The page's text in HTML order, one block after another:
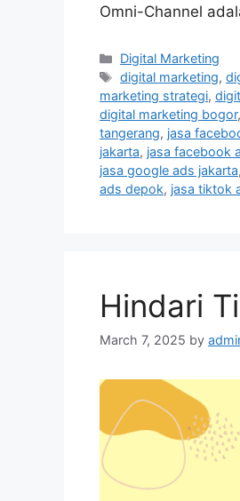
Omni-Channel
Digital Marketing
digital marketing,
marketing strategi,
digital marketing bogor,
tangerang, jasa
jakarta, jasa facebook
jasa google ads jakarta,
ads depok, jasa tiktok
Hindari
March 7, 2025 by